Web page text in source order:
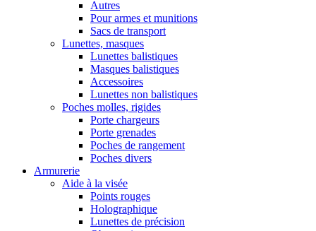
Autres
Pour armes et munitions
Sacs de transport
Lunettes, masques
Lunettes balistiques
Masques balistiques
Accessoires
Lunettes non balistiques
Poches molles, rigides
Porte chargeurs
Porte grenades
Poches de rangement
Poches divers
Armurerie
Aide à la visée
Points rouges
Holographique
Lunettes de précision